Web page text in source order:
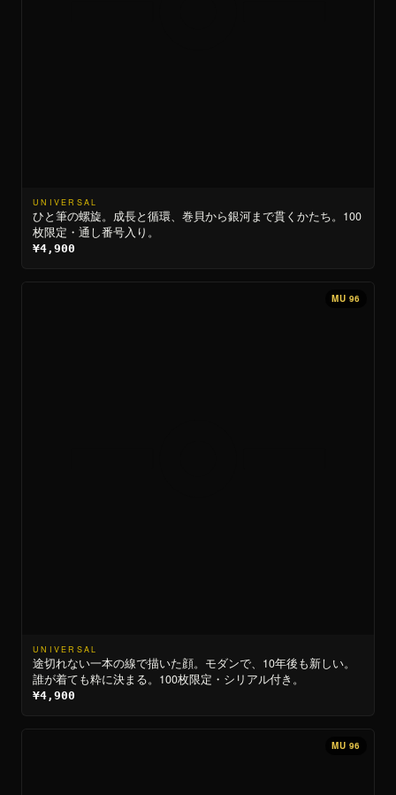
UNIVERSAL
ひと筆の螺旋。成長と循環、巻貝から銀河まで貫くかたち。100
枚限定・通し番号入り。
¥4,900
MU 96
UNIVERSAL
途切れない一本の線で描いた顔。モダンで、10年後も新しい。
誰が着ても粋に決まる。100枚限定・シリアル付き。
¥4,900
MU 96